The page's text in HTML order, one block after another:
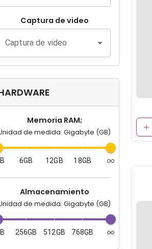
Captura de video
Captura de video
Memoria RAM;
de medida: Gigabyte (GB)
6GB 12GB 18GB
Almacenamiento
de medida: Gigabyte (GB)
256GB 512GB 768GB